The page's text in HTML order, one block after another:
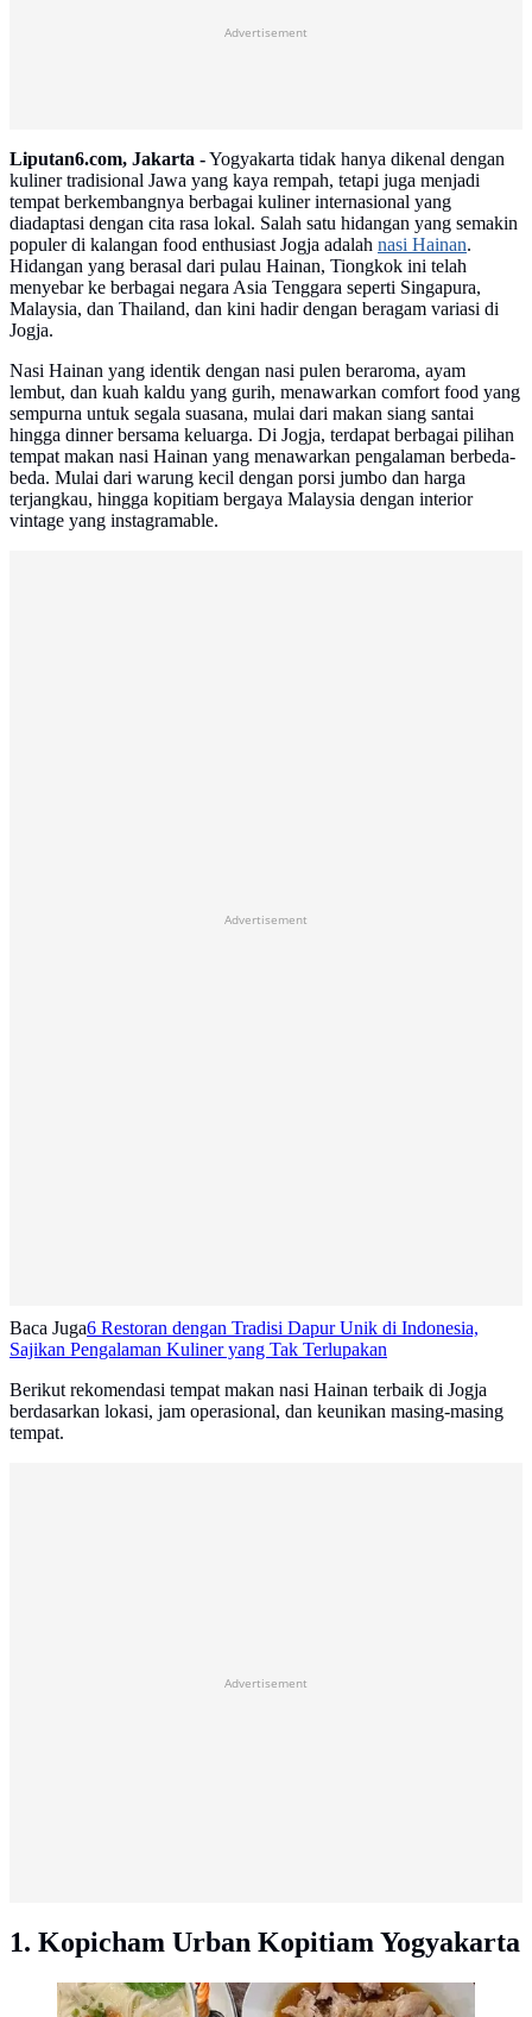
Advertisement
Liputan6.com, Jakarta -Yogyakarta tidak hanya dikenal dengan
kuliner tradisional Jawa yang kaya rempah, tetapi juga menjadi
tempat berkembangnya berbagai kuliner internasional yang
diadaptasi dengan cita rasa lokal. Salah satu hidangan yang semakin
populer di kalangan food enthusiast Jogja adalah nasi Hainan.
Hidangan yang berasal dari pulau Hainan, Tiongkok ini telah
menyebar ke berbagai negara Asia Tenggara seperti Singapura,
Malaysia, dan Thailand, dan kini hadir dengan beragam variasi di
Jogja.
Nasi Hainan yang identik dengan nasi pulen beraroma, ayam
lembut, dan kuah kaldu yang gurih, menawarkan comfort food yang
sempurna untuk segala suasana, mulai dari makan siang santai
hingga dinner bersama keluarga. Di Jogja, terdapat berbagai pilihan
tempat makan nasi Hainan yang menawarkan pengalaman berbeda-
beda. Mulai dari warung kecil dengan porsi jumbo dan harga
terjangkau, hingga kopitiam bergaya Malaysia dengan interior
vintage yang instagramable.
Advertisement
Baca Juga6 Restoran dengan Tradisi Dapur Unik di Indonesia,
Sajikan Pengalaman Kuliner yang Tak Terlupakan
Berikut rekomendasi tempat makan nasi Hainan terbaik di Jogja
berdasarkan lokasi, jam operasional, dan keunikan masing-masing
tempat.
Advertisement
1. Kopicham Urban Kopitiam Yogyakarta
Rekomendasi Tempat Makan Nasi Hainan di Jogja/